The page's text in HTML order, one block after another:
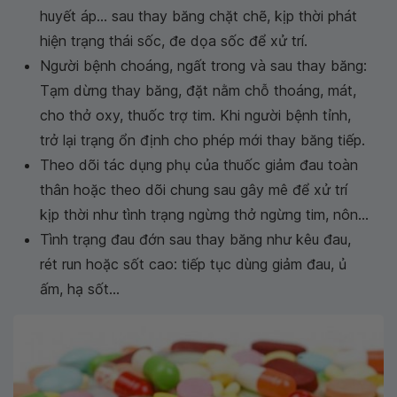
huyết áp... sau thay băng chặt chẽ, kịp thời phát
hiện trạng thái sốc, đe dọa sốc để xử trí.
Người bệnh choáng, ngất trong và sau thay băng:
Tạm dừng thay băng, đặt nằm chỗ thoáng, mát,
cho thở oxy, thuốc trợ tim. Khi người bệnh tỉnh,
trở lại trạng ổn định cho phép mới thay băng tiếp.
Theo dõi tác dụng phụ của thuốc giảm đau toàn
thân hoặc theo dõi chung sau gây mê để xử trí
kịp thời như tình trạng ngừng thở ngừng tim, nôn...
Tình trạng đau đớn sau thay băng như kêu đau,
rét run hoặc sốt cao: tiếp tục dùng giảm đau, ủ
ấm, hạ sốt...